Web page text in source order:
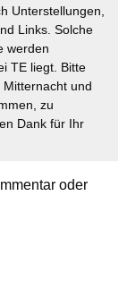
Unterstellungen,
Links. Solche
werden
TE liegt. Bitte
und
zu
Dank für Ihr
oder